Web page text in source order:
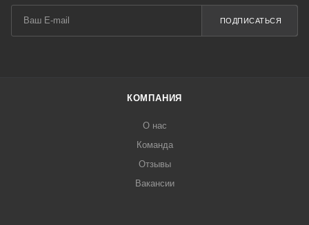
ПОДПИСАТЬСЯ
КОМПАНИЯ
О нас
Команда
Отзывы
Вакансии